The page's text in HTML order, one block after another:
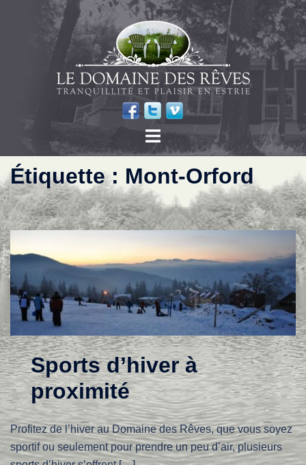
Étiquette : Mont-Orford
Sports d’hiver à
proximité
Profitez de l’hiver au Domaine des Rêves, que vous soyez
sportif ou seulement pour prendre un peu d’air, plusieurs